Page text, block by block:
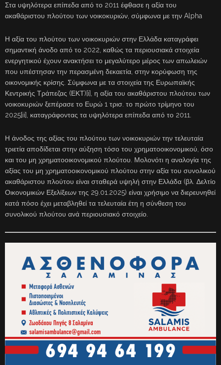
Στα υψηλότερα επίπεδα από το 2011 έφθασε η αξία του
ακαθάριστου πλούτου των νοικοκυριών, σύμφωνα με την Alpha
Η αξία του πλούτου των νοικοκυριών στην Ελλάδα καταγράφει
σημαντική άνοδο από το 2022, καθώς τα περιουσιακά στοιχεία
ενεργητικού έχουν ανακτήσει το μεγαλύτερο μέρος των απωλειών
που υπέστησαν την περασμένη δεκαετία, στην κορύφωση της
οικονομικής κρίσης. Σύμφωνα με τα στοιχεία της Ευρωπαϊκής
Κεντρικής Τράπεζας (ΕΚΤ)[i], η αξία του ακαθάριστου πλούτου των
νοικοκυριών ξεπέρασε το Ευρώ 1 τρισ. το πρώτο τρίμηνο του
2025[ii], καταγράφοντας τα υψηλότερα επίπεδα από το 2011.
Η άνοδος της αξίας του πλούτου των νοικοκυριών την τελευταία
τριετία αποδίδεται στην αύξηση τόσο του χρηματοοικονομικού, όσο
και του μη χρηματοοικονομικού πλούτου. Μολονότι η αναλογία της
αξίας του μη χρηματοοικονομικού πλούτου στην αξία του συνολικού
ακαθάριστου πλούτου είναι σταθερά υψηλή στην Ελλάδα (βλ. Δελτίο
Οικονομικών Εξελίξεων της 29.01.2025) είναι χρήσιμο να διερευνηθεί
κατά πόσο έχει μεταβληθεί τα τελευταία έτη η σύνθεση του
συνολικού πλούτου ανά περιουσιακό στοιχείο.